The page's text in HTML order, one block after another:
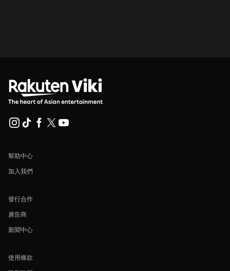
幫助中心
加入我們
發行合作
廣告商
新聞中心
使用條款